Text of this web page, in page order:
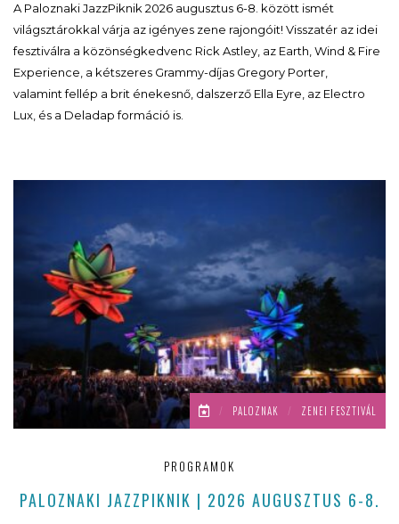
A Paloznaki JazzPiknik 2026 augusztus 6-8. között ismét
világsztárokkal várja az igényes zene rajongóit! Visszatér az idei
fesztiválra a közönségkedvenc Rick Astley, az Earth, Wind & Fire
Experience, a kétszeres Grammy-díjas Gregory Porter,
valamint fellép a brit énekesnő, dalszerző Ella Eyre, az Electro
Lux, és a Deladap formáció is.
/ PALOZNAK / ZENEI FESZTIVÁL
PROGRAMOK
PALOZNAKI JAZZPIKNIK | 2026 AUGUSZTUS 6-8.